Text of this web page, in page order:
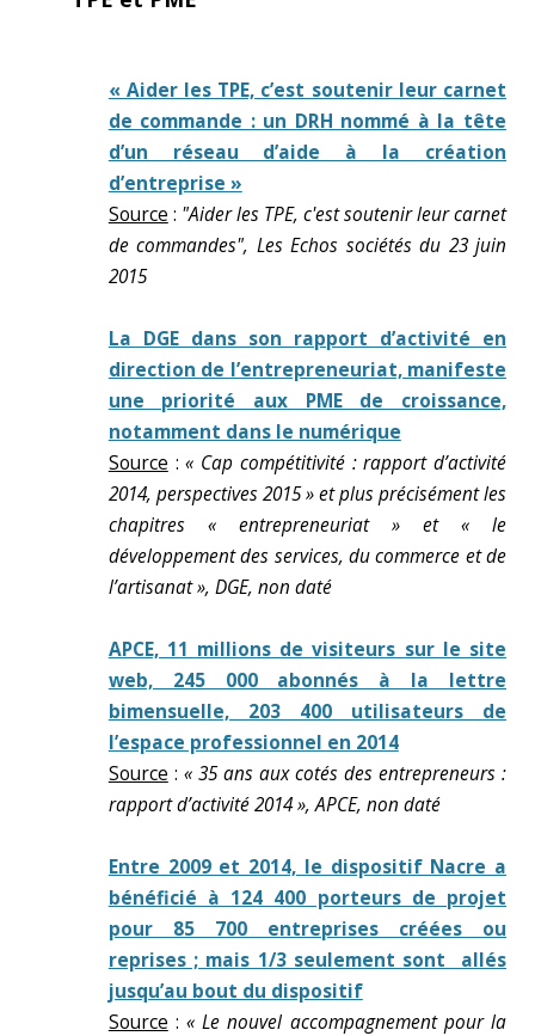
« Aider les TPE, c’est soutenir leur carnet
de commande : un DRH nommé à la tête
d’un réseau d’aide à la création
d’entreprise »
Source : "Aider les TPE, c'est soutenir leur carnet
de commandes", Les Echos sociétés du 23 juin
2015
La DGE dans son rapport d’activité en
direction de l’entrepreneuriat, manifeste
une priorité aux PME de croissance,
notamment dans le numérique
Source :« Cap compétitivité : rapport d’activité
2014, perspectives 2015 » et plus précisément les
chapitres « entrepreneuriat » et « le
développement des services, du commerce et de
l’artisanat », DGE, non daté
APCE, 11 millions de visiteurs sur le site
web, 245 000 abonnés à la lettre
bimensuelle, 203 400 utilisateurs de
l’espace professionnel en 2014
Source : « 35 ans aux cotés des entrepreneurs :
rapport d’activité 2014 », APCE, non daté
Entre 2009 et 2014, le dispositif Nacre a
bénéficié à 124 400 porteurs de projet
pour 85 700 entreprises créées ou
reprises ; mais 1/3 seulement sont allés
jusqu’au bout du dispositif
Source :« Le nouvel accompagnement pour la